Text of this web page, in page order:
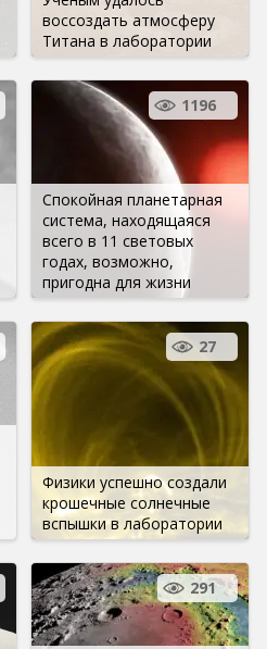
воссоздать атмосферу
Титана в лаборатории
Спокойная планетарная
система, находящаяся
всего в 11 световых
годах, возможно,
пригодна для жизни
1196
Физики успешно создали
крошечные солнечные
вспышки в лаборатории
27
291